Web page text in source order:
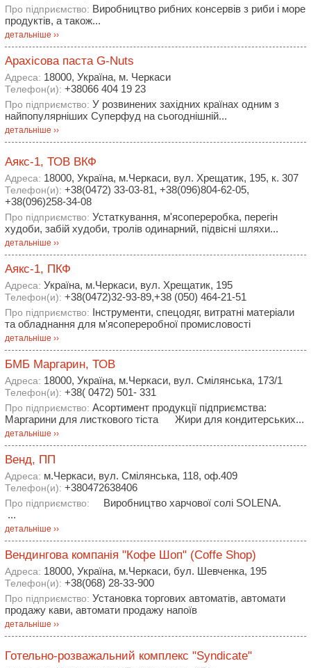
Про підприємство: Виробництво рибних консервів з риби і море
продуктів, а також...
детальніше ››
Арахісова паста G-Nuts
Адреса: 18000, Україна, м. Черкаси
Телефон(и): +38066 404 19 23
Про підприємство: У розвинених західних країнах одним з
найпопулярніших Суперфуд на сьогоднішній...
детальніше ››
Аякс-1, ТОВ ВКФ
Адреса: 18000, Україна, м.Черкаси, вул. Хрещатик, 195, к. 307
Телефон(и): +38(0472) 33-03-81, +38(096)804-62-05,
+38(096)258-34-08
Про підприємство: Устаткування, м'ясопереробка, перегін
худоби, забій худоби, тролів одинарний, підвісні шляхи...
детальніше ››
Аякс-1, ПКФ
Адреса: Україна, м.Черкаси, вул. Хрещатик, 195
Телефон(и): +38(0472)32-93-89,+38 (050) 464-21-51
Про підприємство: Інструменти, спецодяг, витратні матеріали
та обладнання для м'ясопереробної промисловості
детальніше ››
БМБ Маргарин, ТОВ
Адреса: 18000, Україна, м.Черкаси, вул. Смiлянська, 173/1
Телефон(и): +38( 0472) 501- 331
Про підприємство: Асортимент продукції підприємства:
Маргарини для листкового тіста Жири для кондитерських...
детальніше ››
Венд, ПП
Адреса: м.Черкаси, вул. Смілянська, 118, оф.409
Телефон(и): +380472638406
Про підприємство:
Виробництво харчової солі SOLENA.
...
детальніше ››
Вендингова компанія "Кофе Шоп" (Coffe Shop)
Адреса: 18000, Україна, м.Черкаси, бул. Шевченка, 195
Телефон(и): +38(068) 28-33-900
Про підприємство: Установка торгових автоматів, автомати
продажу кави, автомати продажу напоїв
детальніше ››
Готельно-розважальний комплекс "Syndiсate"